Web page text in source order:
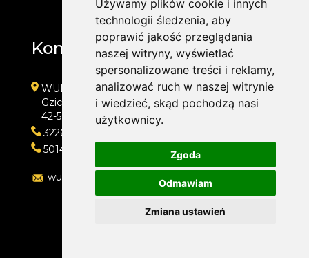
Używamy plików cookie i innych
technologii śledzenia, aby
poprawić jakość przeglądania
naszej witryny, wyświetlać
spersonalizowane treści i reklamy,
analizować ruch w naszej witrynie
i wiedzieć, skąd pochodzą nasi
użytkownicy.
Zgoda
Odmawiam
Zmiana ustawień
Kontakt
WULKAN-TOP Serwis Samochodowy
Gzichowska 108
42-504 Będzin
322692033
501410313
wulkan-top@wp.pl